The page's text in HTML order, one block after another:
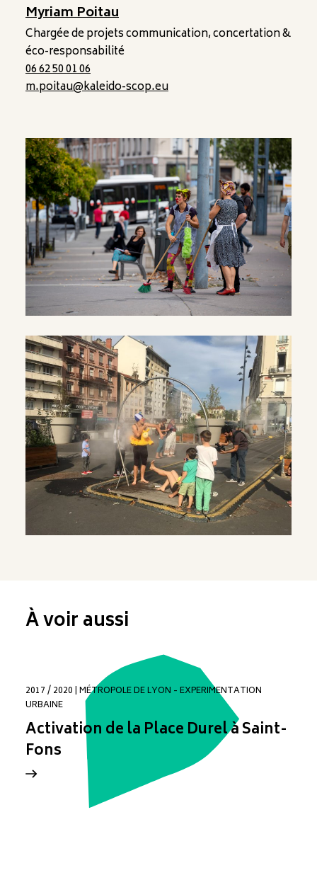
Myriam Poitau
Chargée de projets communication, concertation &
éco-responsabilité
06 62 50 01 06
m.poitau@kaleido-scop.eu
À voir aussi
2017 / 2020 | MÉTROPOLE DE LYON - EXPERIMENTATION
URBAINE
Activation de la Place Durel à Saint-
Fons